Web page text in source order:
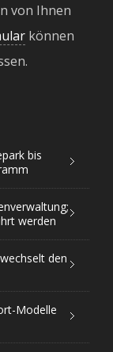
von Ihnen
können
bis
werden
den
Modelle